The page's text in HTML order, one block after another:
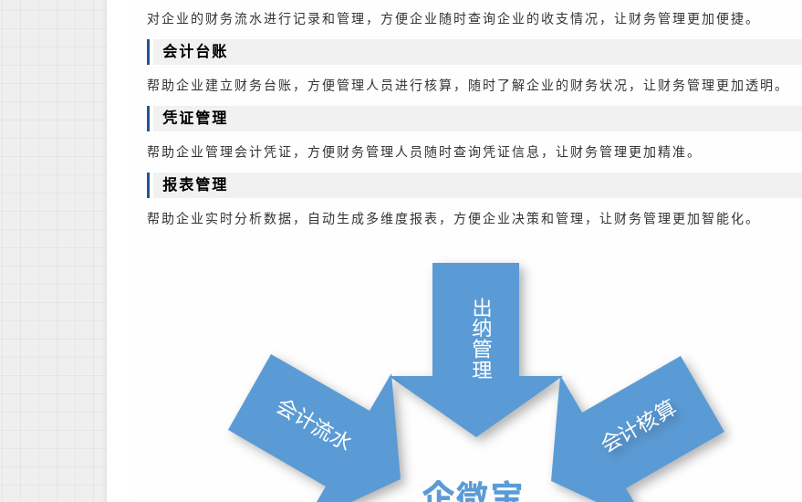
对企业的财务流水进行记录和管理，方便企业随时查询企业的收支情况，让财务管理更加便捷。
会计台账
帮助企业建立财务台账，方便管理人员进行核算，随时了解企业的财务状况，让财务管理更加透明。
凭证管理
帮助企业管理会计凭证，方便财务管理人员随时查询凭证信息，让财务管理更加精准。
报表管理
帮助企业实时分析数据，自动生成多维度报表，方便企业决策和管理，让财务管理更加智能化。